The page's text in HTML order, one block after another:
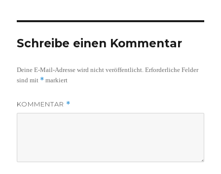
Schreibe einen Kommentar
Deine E-Mail-Adresse wird nicht veröffentlicht. Erforderliche Felder
sind mit * markiert
KOMMENTAR *